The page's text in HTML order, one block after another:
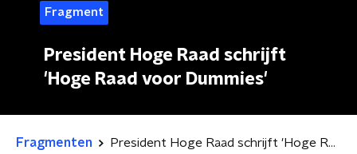
Fragment
President Hoge Raad schrijft
'Hoge Raad voor Dummies'
Fragmenten President Hoge Raad schrijft 'Hoge Raad voor Dummies'